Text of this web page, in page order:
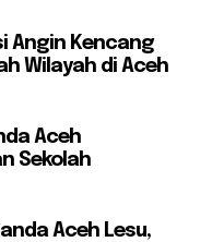
Angin Kencang
Wilayah di Aceh
Aceh
Sekolah
Aceh Lesu,